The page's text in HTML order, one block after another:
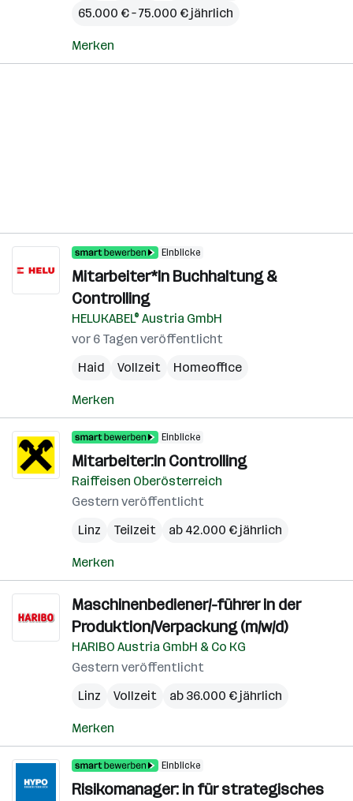
65.000 € – 75.000 € jährlich
Merken
Einblicke
Mitarbeiter*In Buchhaltung &
Controlling
HELUKABEL® Austria GmbH
vor 6 Tagen veröffentlicht
Haid
Vollzeit Homeoffice
Merken
Einblicke
Mitarbeiter:in Controlling
Raiffeisen Oberösterreich
Gestern veröffentlicht
Linz
Teilzeit ab 42.000 € jährlich
Merken
Maschinenbediener/-führer in der
Produktion/Verpackung (m/w/d)
HARIBO Austria GmbH & Co KG
Gestern veröffentlicht
Linz
Vollzeit ab 36.000 € jährlich
Merken
Einblicke
Risikomanager: in für strategisches